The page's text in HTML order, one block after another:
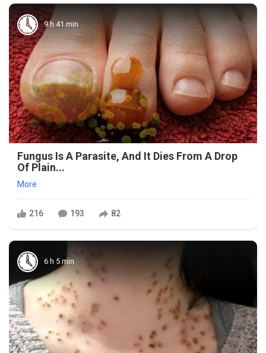
9 h 41 min
Fungus Is A Parasite, And It Dies From A Drop
Of Plain...
More
216 193 82
6 h 5 min